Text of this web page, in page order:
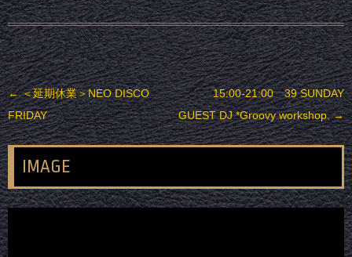
投稿ナビゲーション
←＜延期休業＞NEO DISCO
FRIDAY
15:00-21:00 39 SUNDAY
GUEST DJ *Groovy workshop.→
IMAGE